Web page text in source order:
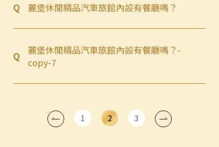
Q 麗堡休閒精品汽車旅館內設有餐廳嗎？
Q
麗堡休閒精品汽車旅館內設有餐廳嗎？-
copy-7
1 2 3